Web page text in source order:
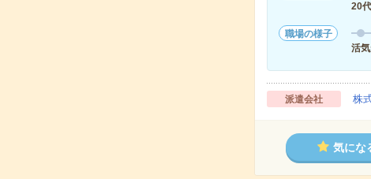
20代
職場の様子
活
派遣会社 株
気にな